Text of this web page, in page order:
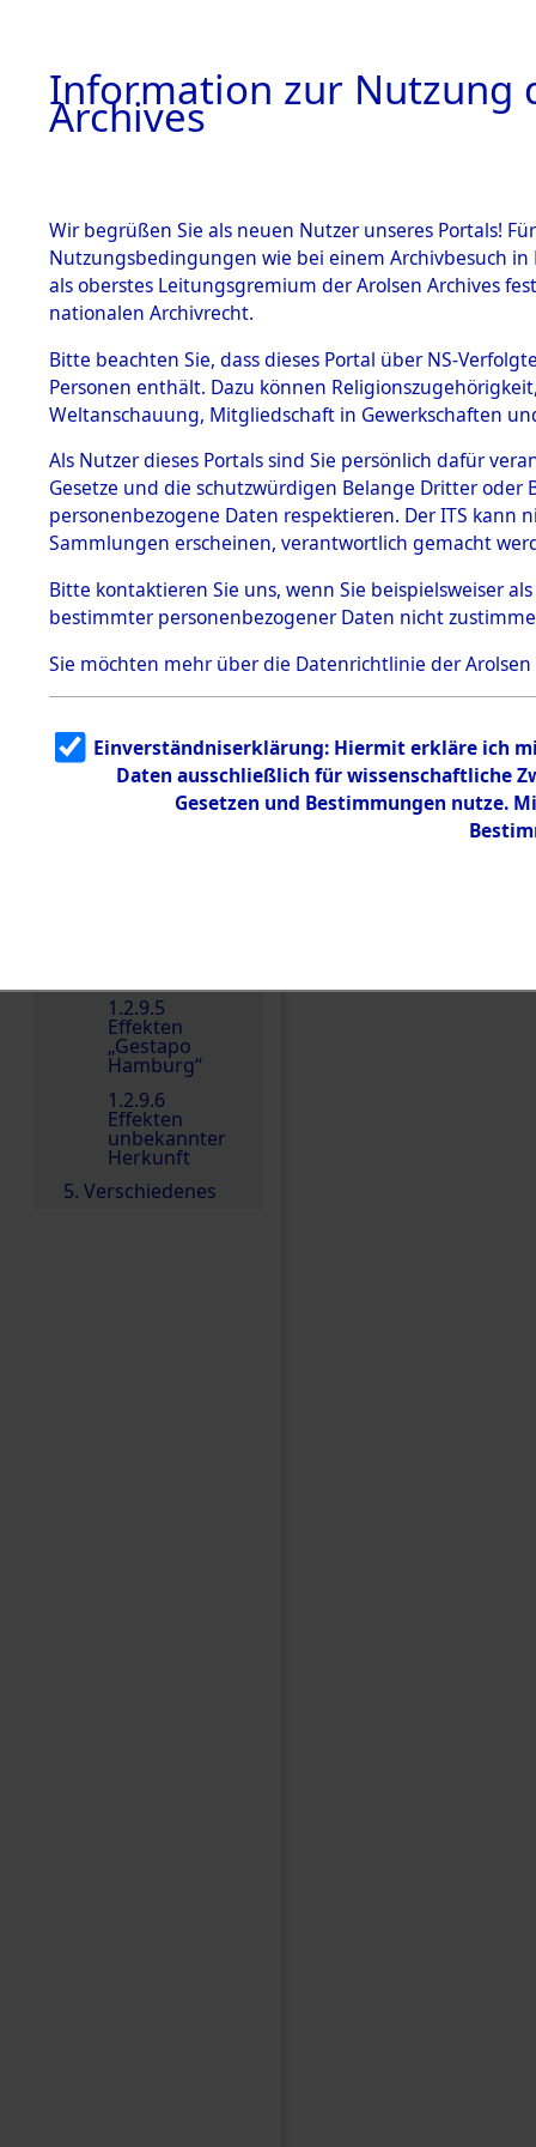
BESTÄNDE
1.
Inhaftierungsdoku
mente
1.2.9 Beim ITS
Effekten
1.2.9.1
Effekten aus
dem KZ
Dachau
1.2.9.2
Effekten aus
dem KZ
Bayerisches
1.2.9.3
Effekten aus
dem KZ
Neuengamm
1.2.9.5
Effekten
„Gestapo
Hamburg“
1.2.9.6
Effekten
unbekannter
Herkunft
5. Verschiedenes
0002
Einen Kommentar
Information zur Nutzung
Archives
Wir begrüßen Sie als neuen Nutzer unseres Portals!
Nutzungsbedingungen wie bei einem Archivbesuch
als oberstes Leitungsgremium der Arolsen Archives
nationalen Archivrecht.
Bitte beachten Sie, dass dieses Portal über NS-
Personen enthält. Dazu können
Weltanschauung, Mitgliedschaft in Gewerkschaften
Als Nutzer dieses Portals sind Sie persönlich dafür
Gesetze und die schutzwürdigen Belange Dritter
personenbezogene Daten respektieren. Der ITS
Sammlungen erscheinen, verantwortlich gemacht
Bitte kontaktieren Sie uns, wenn Sie beispielsweiser
bestimmter personenbezogener Daten nicht
Sie möchten mehr über die Datenrichtlinie der Arolsen
Einverständniserklärung: Hiermit erkläre ich
Daten ausschließlich für wissenschaftliche
Gesetzen und Bestimmungen nutze.